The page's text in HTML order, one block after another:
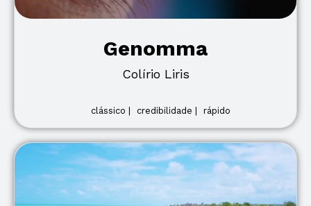
Genomma
Colírio Liris
clássico | credibilidade | rápido